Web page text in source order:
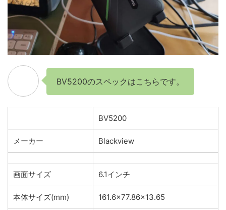
BV5200のスペックはこちらです。
BV5200
メーカー Blackview
画面サイズ 6.1インチ
本体サイズ(mm) 161.6×77.86×13.65